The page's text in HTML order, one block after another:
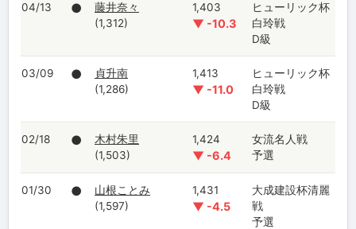
04/13 ●
藤井奈々
(1,312)
1,403
▼ -10.3
ヒューリック杯
白玲戦
D級
03/09 ●
貞升南
(1,286)
1,413
▼ -11.0
ヒューリック杯
白玲戦
D級
02/18 ●
木村朱里
(1,503)
1,424
▼ -6.4
女流名人戦
予選
01/30 ●
山根ことみ
(1,597)
1,431
▼ -4.5
大成建設杯清麗
戦
予選